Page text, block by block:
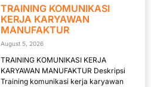
TRAINING KOMUNIKASI
KERJA KARYAWAN
MANUFAKTUR
August 5, 2026
TRAINING KOMUNIKASI KERJA
KARYAWAN MANUFAKTUR Deskripsi
Training komunikasi kerja karyawan